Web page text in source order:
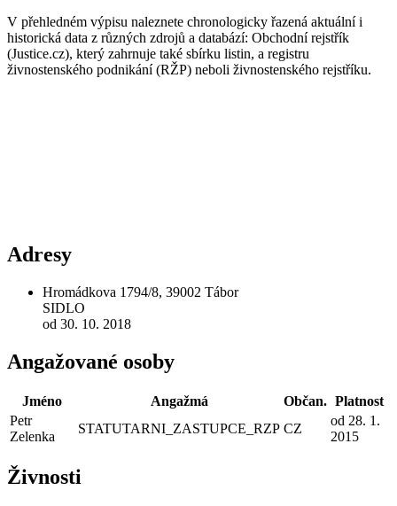
V přehledném výpisu naleznete chronologicky řazená aktuální i
historická data z různých zdrojů a databází: Obchodní rejstřík
(Justice.cz), který zahrnuje také sbírku listin, a registru
živnostenského podnikání (RŽP) neboli živnostenského rejstříku.
Adresy
Hromádkova 1794/8, 39002 Tábor
SIDLO
od 30. 10. 2018
Angažované osoby
Jméno Angažmá Občan. Platnost
Petr
Zelenka
STATUTARNI_ZASTUPCE_RZP CZ
od 28. 1.
2015
Živnosti